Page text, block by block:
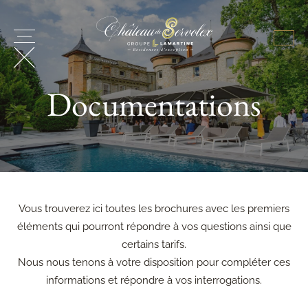
Documentations
Vous trouverez ici toutes les brochures avec les premiers
éléments qui pourront répondre à vos questions ainsi que
certains tarifs.
Nous nous tenons à votre disposition pour compléter ces
informations et répondre à vos interrogations.